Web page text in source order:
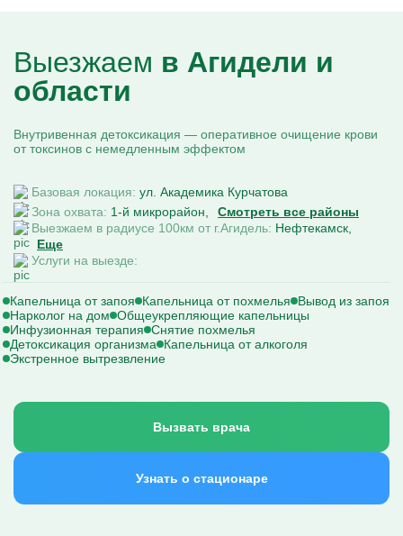
Выезжаем в Агидели и
области
Внутривенная детоксикация — оперативное очищение крови
от токсинов с немедленным эффектом
Базовая локация: ул. Академика Курчатова
Зона охвата: 1-й микрорайон
Смотреть все районы
Выезжаем в радиусе 100км от г.Агидель: Нефтекамск
Еще
Услуги на выезде:
Капельница от запоя Капельница от похмелья
Вывод из запоя
Нарколог на дом Общеукрепляющие капельницы
Инфузионная терапия Снятие похмелья
Детоксикация организма
Капельница от алкоголя
Экстренное вытрезвление
Вызвать врача
Узнать о стационаре